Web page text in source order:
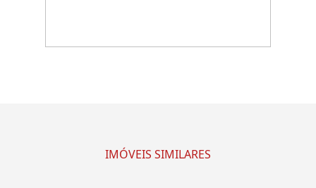
IMÓVEIS SIMILARES